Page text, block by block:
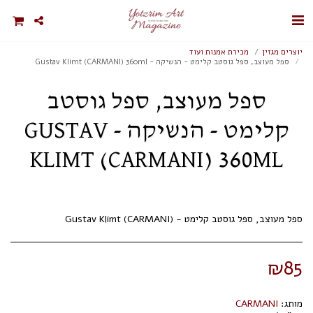
יוצרים מגזין
מכירת אמנות ועוד
ספל מעוצב, ספל גוסטב קלימט - הנשיקה - Gustav Klimt (CARMANI) 360ml
ספל מעוצב, ספל גוסטב
קלימט - הנשיקה - GUSTAV
KLIMT (CARMANI) 360ML
ספל מעוצב, ספל גוסטב קלימט - Gustav Klimt (CARMANI)
₪85
מותג: CARMANI